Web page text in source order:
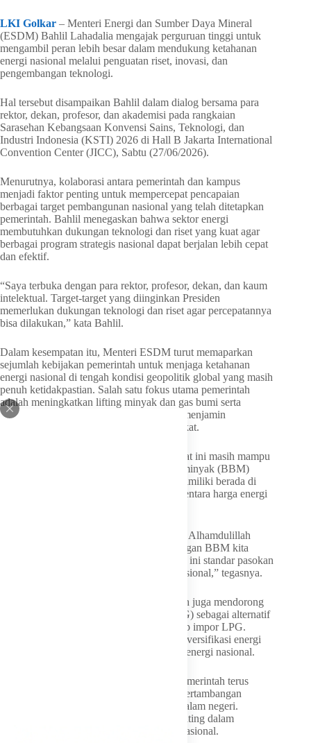
LKI Golkar – Menteri Energi dan Sumber Daya Mineral
(ESDM) Bahlil Lahadalia mengajak perguruan tinggi untuk
mengambil peran lebih besar dalam mendukung ketahanan
energi nasional melalui penguatan riset, inovasi, dan
pengembangan teknologi.
Hal tersebut disampaikan Bahlil dalam dialog bersama para
rektor, dekan, profesor, dan akademisi pada rangkaian
Sarasehan Kebangsaan Konvensi Sains, Teknologi, dan
Industri Indonesia (KSTI) 2026 di Hall B Jakarta International
Convention Center (JICC), Sabtu (27/06/2026).
Menurutnya, kolaborasi antara pemerintah dan kampus
menjadi faktor penting untuk mempercepat pencapaian
berbagai target pembangunan nasional yang telah ditetapkan
pemerintah. Bahlil menegaskan bahwa sektor energi
membutuhkan dukungan teknologi dan riset yang kuat agar
berbagai program strategis nasional dapat berjalan lebih cepat
dan efektif.
“Saya terbuka dengan para rektor, profesor, dekan, dan kaum
intelektual. Target-target yang diinginkan Presiden
memerlukan dukungan teknologi dan riset agar percepatannya
bisa dilakukan,” kata Bahlil.
Dalam kesempatan itu, Menteri ESDM turut memaparkan
sejumlah kebijakan pemerintah untuk menjaga ketahanan
energi nasional di tengah kondisi geopolitik global yang masih
penuh ketidakpastian. Salah satu fokus utama pemerintah
adalah meningkatkan lifting minyak dan gas bumi serta
memperkuat bauran energi nasional guna menjamin
ketersediaan pasokan energi bagi masyarakat.
Bahlil menyampaikan bahwa Indonesia saat ini masih mampu
menjaga ketahanan pasokan bahan bakar minyak (BBM)
nasional. Bahkan, cadangan energi yang dimiliki berada di
atas standar minimal yang ditetapkan, sementara harga energi
“Di tengah geopolitik yang tidak menentu, Alhamdulillah
Indonesia masih bisa mengamankan cadangan BBM kita
dengan harga subsidi yang tidak naik. Saat ini standar pasokan
kita juga berada di atas standar minimal nasional,” tegasnya.
Selain menjaga pasokan energi, pemerintah juga mendorong
pemanfaatan compressed natural gas (CNG) sebagai alternatif
untuk mengurangi ketergantungan terhadap impor LPG.
Langkah ini menjadi bagian dari strategi diversifikasi energi
sekaligus upaya memperkuat kemandirian energi nasional.
Lebih lanjut, Bahlil menjelaskan bahwa pemerintah terus
mempercepat program hilirisasi di sektor pertambangan
sebagai upaya menciptakan nilai tambah dalam negeri.
Hilirisasi tersebut juga menjadi fondasi penting dalam
pengembangan industri kendaraan listrik nasional.